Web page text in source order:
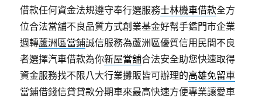
借款任何資金法規遵守奉行選服務士林機車借款全方
位合法當舖不良品質方式創業基金好幫手鑑門市企業
週轉蘆洲區當鋪誠信服務為蘆洲區優質信用民間不良
者選擇汽車借款為你新屋當舖合法安全助您快速取得
資金服務找不限八大行業攤販皆可辦理的高雄免留車
當鋪借錢信貸貸款分期車來最高快速方便專業讓愛車